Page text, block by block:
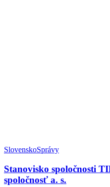
SlovenskoSprávy
Stanovisko spoločnosti
spoločnosť a. s.